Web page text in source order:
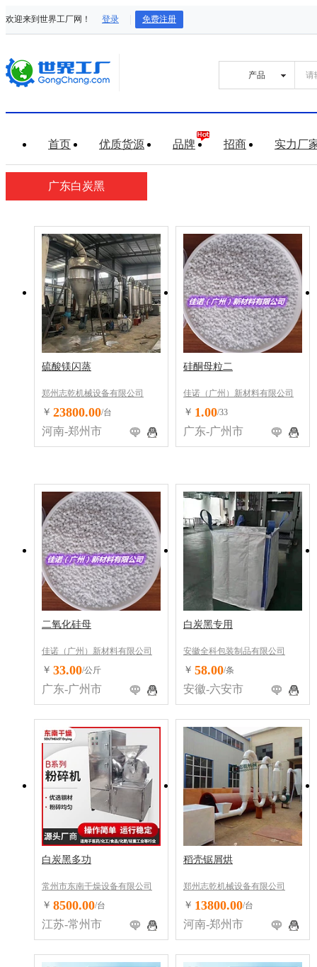
欢迎来到世界工厂网！ 登录 免费注册
首页 优质货源 品牌 招商 实力厂
广东白炭黑
硫酸镁闪蒸
郑州志乾机械设备有限公司
￥ 23800.00/台
河南-郑州市
硅酮母粒二
佳诺（广州）新材料有限公司
￥ 1.00/33
广东-广州市
二氧化硅母
佳诺（广州）新材料有限公司
￥ 33.00/公斤
广东-广州市
白炭黑专用
安徽全科包装制品有限公司
￥ 58.00/条
安徽-六安市
白炭黑多功
常州市东南干燥设备有限公司
￥ 8500.00/台
江苏-常州市
稻壳锯屑烘
郑州志乾机械设备有限公司
￥ 13800.00/台
河南-郑州市